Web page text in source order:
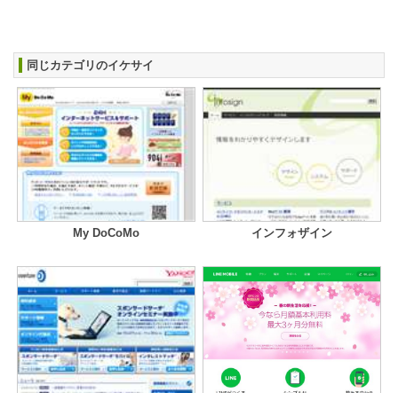
同じカテゴリのイケサイ
My DoCoMo インフォザイン